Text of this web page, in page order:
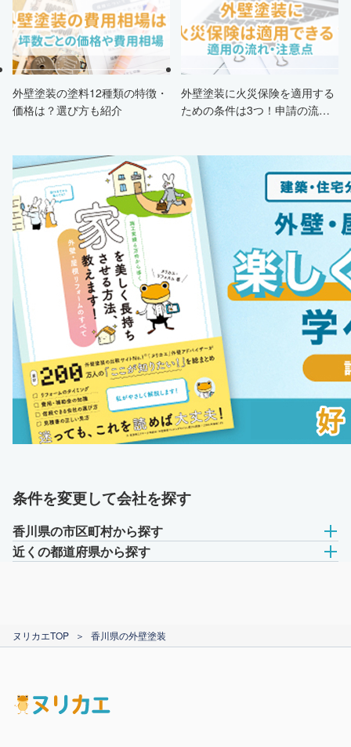
外壁塗装の塗料12種類の特徴・
価格は？選び方も紹介
外壁塗装に火災保険を適用する
ための条件は3つ！申請の流
条件を変更して会社を探す
香川県の市区町村から探す
近くの都道府県から探す
ヌリカエTOP ＞ 香川県の外壁塗装